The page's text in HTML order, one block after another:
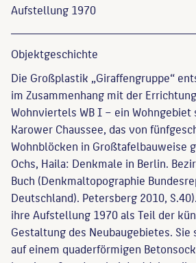
Aufstellung 1970
Objekt­geschichte
Die Großplastik „Giraffengruppe“
im Zusammenhang mit der
Wohnviertels WB I – ein
Karower Chaussee, das von
Wohnblöcken in Großtafelbauweise
Ochs, Haila: Denkmale in Berlin.
Buch (Denkmaltopographie
Deutschland). Petersberg 2010,
ihre Aufstellung 1970 als Teil der
Gestaltung des Neubaugebietes.
auf einem quaderförmigen